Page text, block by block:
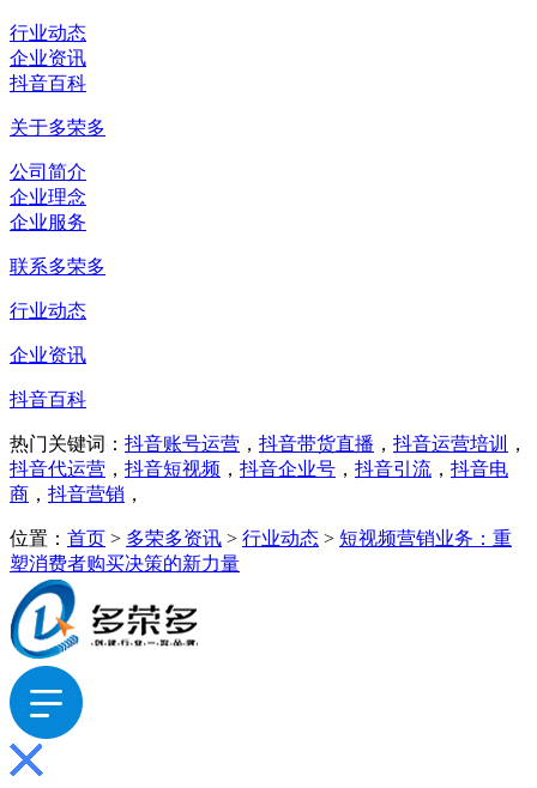
行业动态
企业资讯
抖音百科
关于多荣多
公司简介
企业理念
企业服务
联系多荣多
行业动态
企业资讯
抖音百科
热门关键词： 抖音账号运营 ， 抖音带货直播 ， 抖音运营培训
，
抖音代运营 ， 抖音短视频 ， 抖音企业号 ， 抖音引流 ， 抖音电
商 ， 抖音营销 ，
位置： 首页 > 多荣多资讯 > 行业动态 > 短视频营销业务：重
塑消费者购买决策的新力量